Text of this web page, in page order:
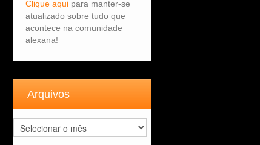
Clique aquipara manter-se
atualizado sobre tudo que
acontece na comunidade
alexana!
Arquivos
Arquivos